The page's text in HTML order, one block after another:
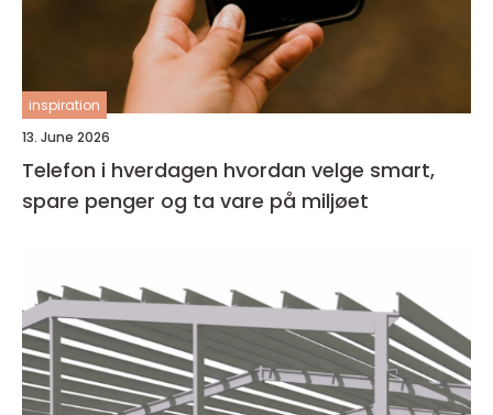
inspiration
13. June 2026
Telefon i hverdagen hvordan velge smart,
spare penger og ta vare på miljøet